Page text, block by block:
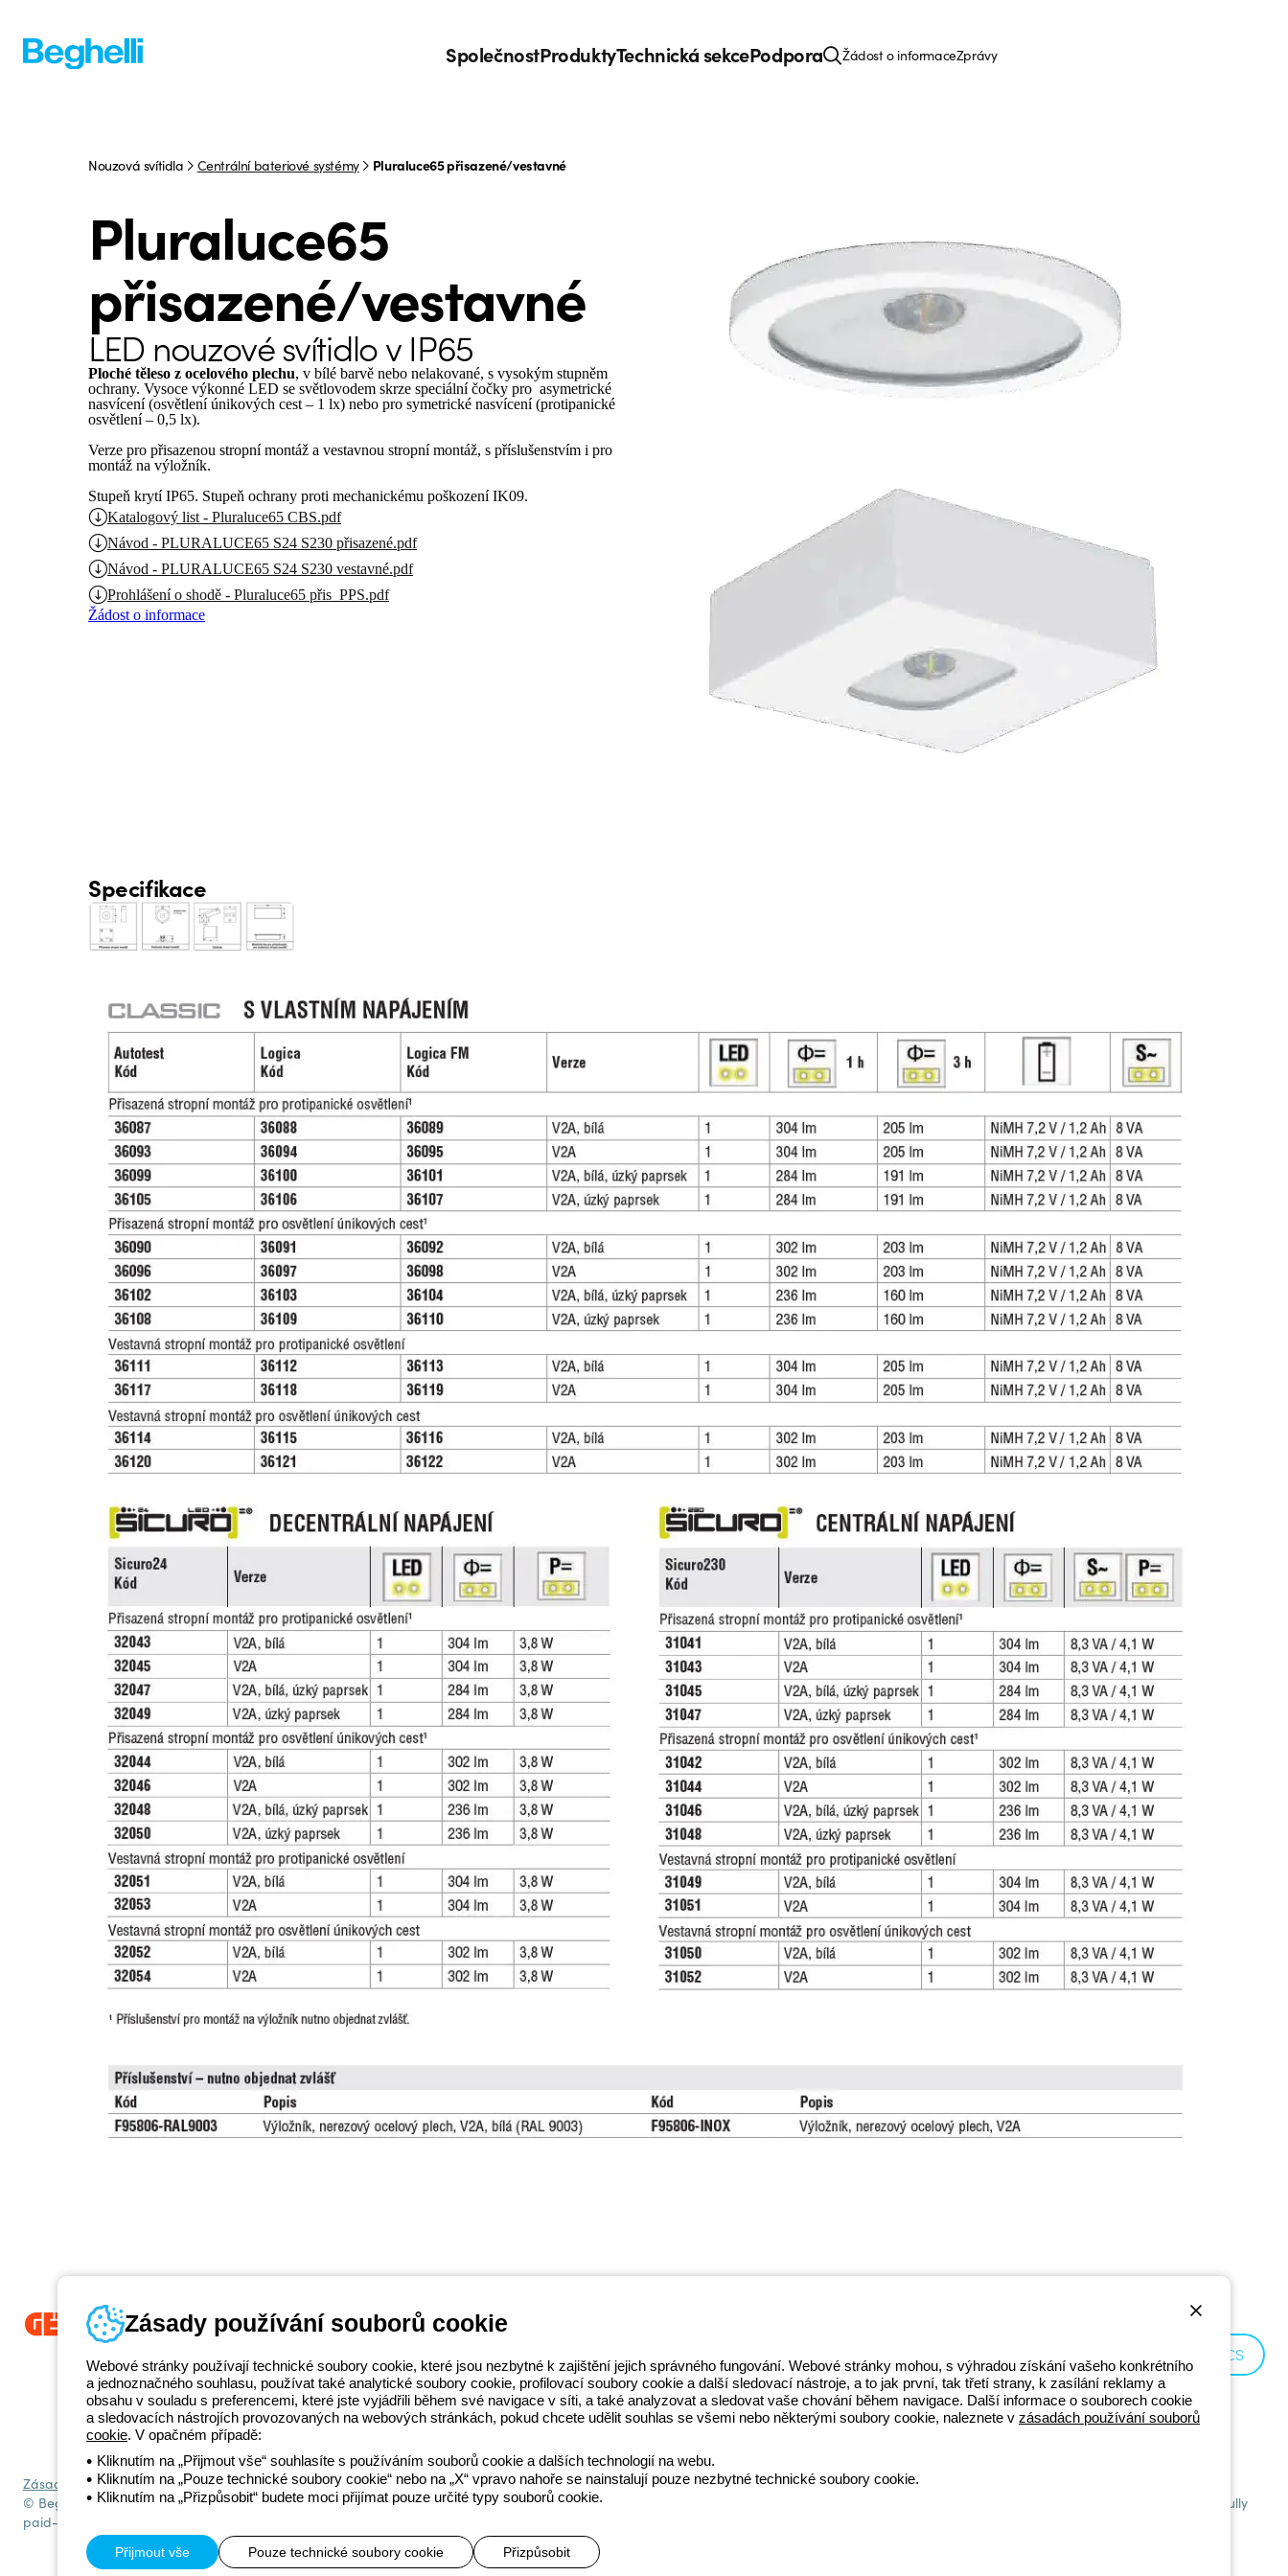
SpolečnostProduktyTechnická sekcePodpora Žádost o informaceZprávy
Nouzová svítidla Centrální bateriové systémy Pluraluce65 přisazené/vestavné
Pluraluce65
přisazené/vestavné
LED nouzové svítidlo v IP65
Ploché těleso z ocelového plechu, v bílé barvě nebo nelakované, s vysokým stupněm
ochrany. Vysoce výkonné LED se světlovodem skrze speciální čočky pro asymetrické
nasvícení (osvětlení únikových cest – 1 lx) nebo pro symetrické nasvícení (protipanické
osvětlení – 0,5 lx).
Verze pro přisazenou stropní montáž a vestavnou stropní montáž, s příslušenstvím i pro
montáž na výložník.
Stupeň krytí IP65. Stupeň ochrany proti mechanickému poškození IK09.
Katalogový list - Pluraluce65 CBS.pdf
Návod - PLURALUCE65 S24 S230 přisazené.pdf
Návod - PLURALUCE65 S24 S230 vestavné.pdf
Prohlášení o shodě - Pluraluce65 přis_PPS.pdf
Žádost o informace
Specifikace
propojená světelná řešení, která transformují komplexitu do jednoduchosti a podporují profesionály a
koncové zákazníky v uspokojování jejich potřeb.Zjistěte více o GEWISS
CS
Telefonní číslo
od pondělí do pátku v době 8:30 - 17:30 +420 531 014 111
Zásady ochrany osobních údajůZásady používání souborů cookie Obchodní podmínkyVšechny zásady AccessibilityKredity
© Beghelli S.p.A. Sole Shareholder Company - Company subject to the direction and coordination of Gewiss S.p.A. - P.IVA (IT) 00666341201 - Registered in the Register of Companies of Bologna. Fully
paid-up capital: 10,000,000 Euro
Zásady používání souborů cookie
Webové stránky používají technické soubory cookie, které jsou nezbytné k zajištění jejich správného fungování. Webové stránky mohou, s výhradou získání vašeho konkrétního
a jednoznačného souhlasu, používat také analytické soubory cookie, profilovací soubory cookie a další sledovací nástroje, a to jak první, tak třetí strany, k zasílání reklamy a
obsahu v souladu s preferencemi, které jste vyjádřili během své navigace v síti, a také analyzovat a sledovat vaše chování během navigace. Další informace o souborech cookie
a sledovacích nástrojích provozovaných na webových stránkách, pokud chcete udělit souhlas se všemi nebo některými soubory cookie, naleznete v zásadách používání souborů
cookie. V opačném případě:
Kliknutím na „Přijmout vše“ souhlasíte s používáním souborů cookie a dalších technologií na webu.
Kliknutím na „Pouze technické soubory cookie“ nebo na „X“ vpravo nahoře se nainstalují pouze nezbytné technické soubory cookie.
Kliknutím na „Přizpůsobit“ budete moci přijímat pouze určité typy souborů cookie.
Přijmout vše Pouze technické soubory cookie Přizpůsobit